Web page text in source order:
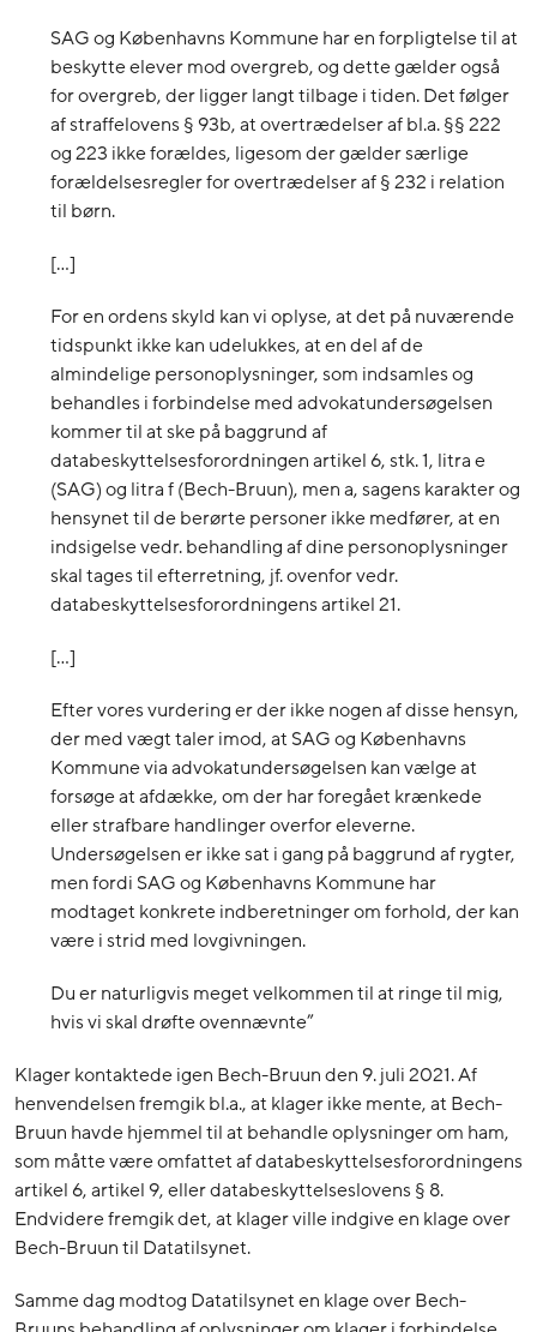
SAG og Københavns Kommune har en forpligtelse til at
beskytte elever mod overgreb, og dette gælder også
for overgreb, der ligger langt tilbage i tiden. Det følger
af straffelovens § 93b, at overtrædelser af bl.a. §§ 222
og 223 ikke forældes, ligesom der gælder særlige
forældelsesregler for overtrædelser af § 232 i relation
til børn.
[…]
For en ordens skyld kan vi oplyse, at det på nuværende
tidspunkt ikke kan udelukkes, at en del af de
almindelige personoplysninger, som indsamles og
behandles i forbindelse med advokatundersøgelsen
kommer til at ske på baggrund af
databeskyttelsesforordningen artikel 6, stk. 1, litra e
(SAG) og litra f (Bech-Bruun), men a, sagens karakter og
hensynet til de berørte personer ikke medfører, at en
indsigelse vedr. behandling af dine personoplysninger
skal tages til efterretning, jf. ovenfor vedr.
databeskyttelsesforordningens artikel 21.
[…]
Efter vores vurdering er der ikke nogen af disse hensyn,
der med vægt taler imod, at SAG og Københavns
Kommune via advokatundersøgelsen kan vælge at
forsøge at afdække, om der har foregået krænkede
eller strafbare handlinger overfor eleverne.
Undersøgelsen er ikke sat i gang på baggrund af rygter,
men fordi SAG og Københavns Kommune har
modtaget konkrete indberetninger om forhold, der kan
være i strid med lovgivningen.
Du er naturligvis meget velkommen til at ringe til mig,
hvis vi skal drøfte ovennævnte”
Klager kontaktede igen Bech-Bruun den 9. juli 2021. Af
henvendelsen fremgik bl.a., at klager ikke mente, at Bech-
Bruun havde hjemmel til at behandle oplysninger om ham,
som måtte være omfattet af databeskyttelsesforordningens
artikel 6, artikel 9, eller databeskyttelseslovens § 8.
Endvidere fremgik det, at klager ville indgive en klage over
Bech-Bruun til Datatilsynet.
Samme dag modtog Datatilsynet en klage over Bech-